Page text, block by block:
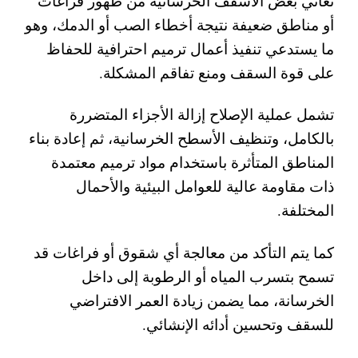
أو مناطق ضعيفة نتيجة أخطاء الصب أو الدمك، وهو
ما يستدعي تنفيذ أعمال ترميم احترافية للحفاظ
على قوة السقف ومنع تفاقم المشكلة.
تشمل عملية الإصلاح إزالة الأجزاء المتضررة
بالكامل، وتنظيف الأسطح الخرسانية، ثم إعادة بناء
المناطق المتأثرة باستخدام مواد ترميم معتمدة
ذات مقاومة عالية للعوامل البيئية والأحمال
المختلفة.
كما يتم التأكد من معالجة أي شقوق أو فراغات قد
تسمح بتسرب المياه أو الرطوبة إلى داخل
الخرسانة، مما يضمن زيادة العمر الافتراضي
للسقف وتحسين أدائه الإنشائي.